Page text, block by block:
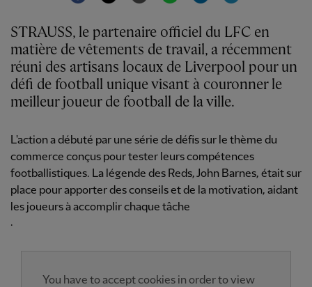
STRAUSS, le partenaire officiel du LFC en
matière de vêtements de travail, a récemment
réuni des artisans locaux de Liverpool pour un
défi de football unique visant à couronner le
meilleur joueur de football de la ville.
L'action a débuté par une série de défis sur le thème du
commerce conçus pour tester leurs compétences
footballistiques. La légende des Reds, John Barnes, était sur
place pour apporter des conseils et de la motivation, aidant
les joueurs à accomplir chaque tâche
.
You have to accept cookies in order to view